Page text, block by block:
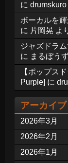
に drumskuro
ボーカルを
に 片岡晃 よ
ジャズドラ
に まるぼう
【ポップス
Purple] に
アーカイブ
2026年3月
2026年2月
2026年1月